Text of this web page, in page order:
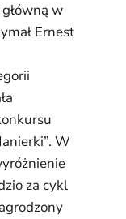
w
Ernest
W
za cykl